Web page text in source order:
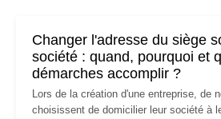
Changer l'adresse du siège
société : quand, pourquoi et
démarches accomplir ?
Lors de la création d'une entreprise, de
choisissent de domicilier leur société à